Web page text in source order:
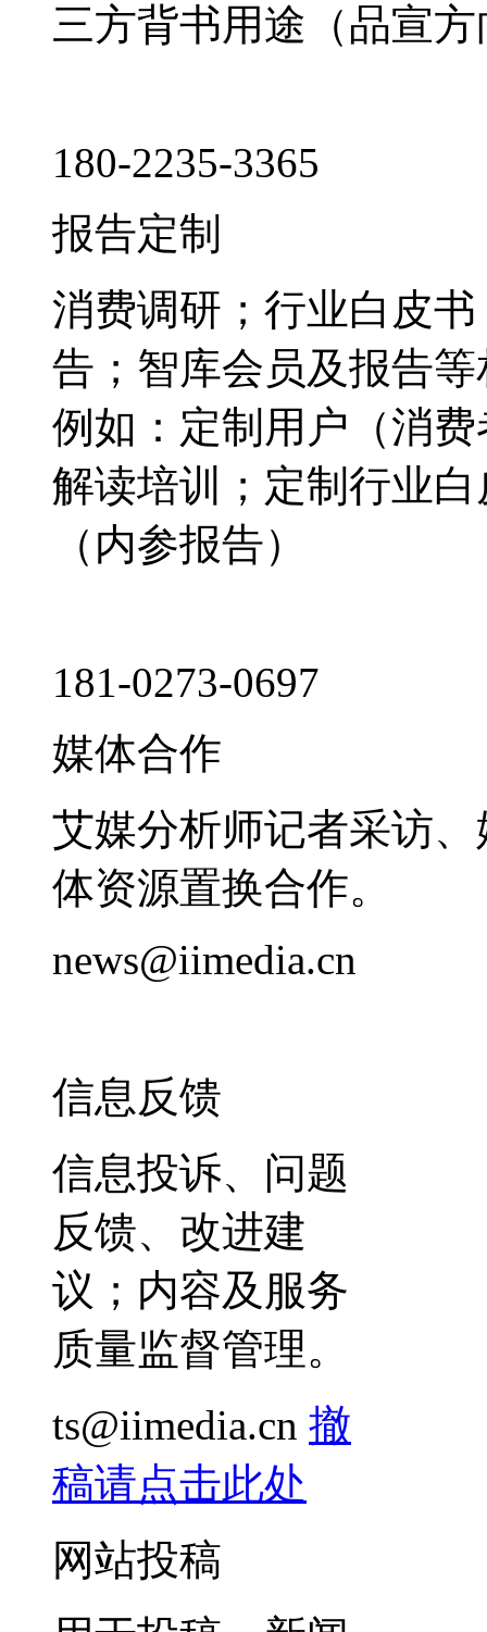
三方背书用途（品宣
180-2235-3365
报告定制
消费调研；行业白皮
告；智库会员及报告
例如：定制用户（消
解读培训；定制行业
（内参报告）
181-0273-0697
媒体合作
艾媒分析师记者采访
体资源置换合作。
news@iimedia.cn
信息反馈
信息投诉、问题
反馈、改进建
议；内容及服务
质量监督管理。
ts@iimedia.cn 撤
稿请点击此处
网站投稿